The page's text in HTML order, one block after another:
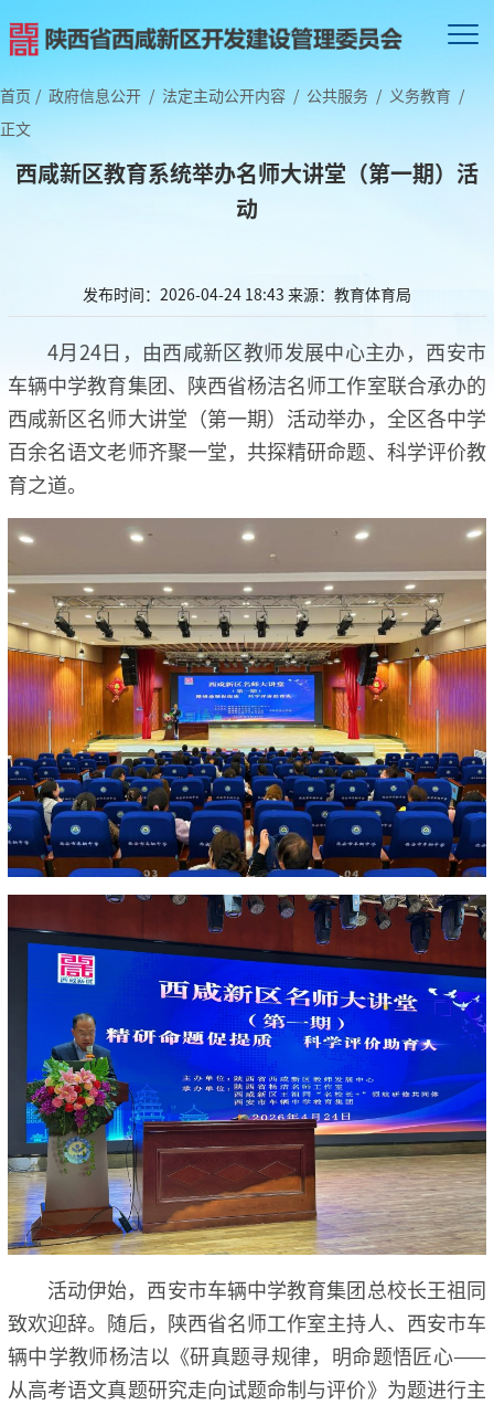
首页 / 政府信息公开 / 法定主动公开内容 / 公共服务 / 义务教育 /
正文
西咸新区教育系统举办名师大讲堂（第一期）活
动
发布时间：2026-04-24 18:43 来源：教育体育局
4月24日，由西咸新区教师发展中心主办，西安市
车辆中学教育集团、陕西省杨洁名师工作室联合承办的
西咸新区名师大讲堂（第一期）活动举办，全区各中学
百余名语文老师齐聚一堂，共探精研命题、科学评价教
育之道。
活动伊始，西安市车辆中学教育集团总校长王祖同
致欢迎辞。随后，陕西省名师工作室主持人、西安市车
辆中学教师杨洁以《研真题寻规律，明命题悟匠心——
从高考语文真题研究走向试题命制与评价》为题进行主